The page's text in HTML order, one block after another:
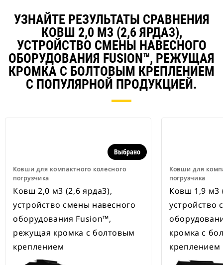
УЗНАЙТЕ РЕЗУЛЬТАТЫ СРАВНЕНИЯ
КОВШ 2,0 М3 (2,6 ЯРДА3),
УСТРОЙСТВО СМЕНЫ НАВЕСНОГО
ОБОРУДОВАНИЯ FUSION™, РЕЖУЩАЯ
КРОМКА С БОЛТОВЫМ КРЕПЛЕНИЕМ
С ПОПУЛЯРНОЙ ПРОДУКЦИЕЙ.
Ковши для компактного колесного
погрузчика
Выбрано
Ковш 2,0 м3 (2,6 ярда3),
устройство смены навесного
оборудования Fusion™,
режущая кромка с болтовым
креплением
Ковши для
погрузчика
Ковш 1,9 м3
устройство
кромка с
креплением